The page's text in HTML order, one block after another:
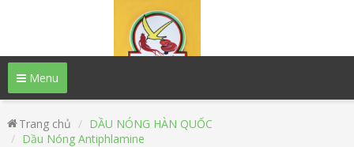
Menu
Trang chủ
DẦU NÓNG HÀN QUỐC
Dầu Nóng Antiphlamine